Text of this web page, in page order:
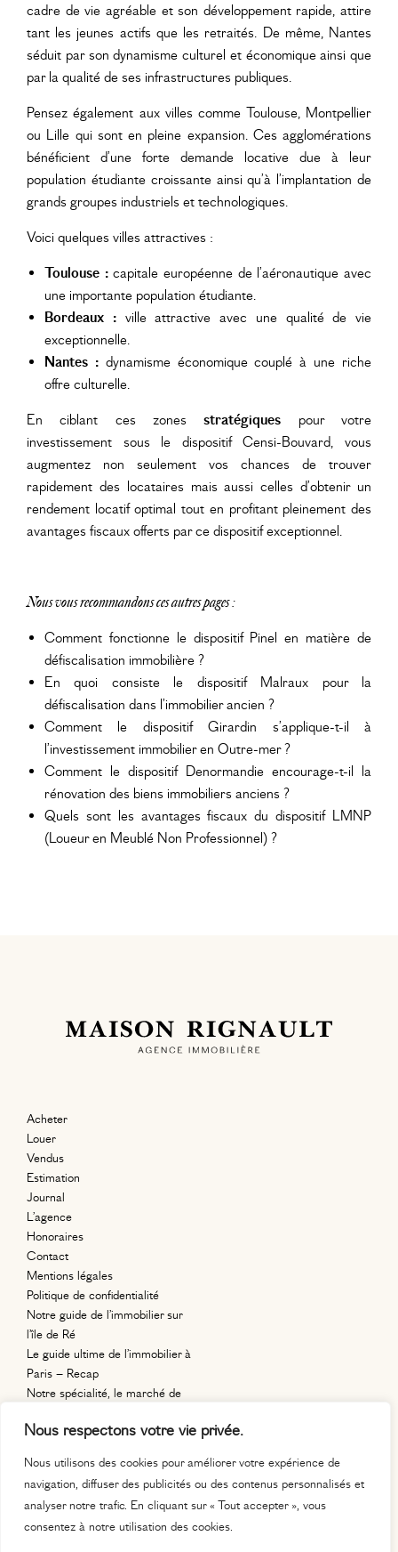
Nous respectons votre vie privée.
Nous utilisons des cookies pour améliorer votre expérience de
navigation, diffuser des publicités ou des contenus personnalisés et
analyser notre trafic. En cliquant sur « Tout accepter », vous
consentez à notre utilisation des cookies.
cadre de vie agréable et son développement rapide, attire
tant les jeunes actifs que les retraités. De même, Nantes
séduit par son dynamisme culturel et économique ainsi que
par la qualité de ses infrastructures publiques.
Pensez également aux villes comme Toulouse, Montpellier
ou Lille qui sont en pleine expansion. Ces agglomérations
bénéficient d’une forte demande locative due à leur
population étudiante croissante ainsi qu’à l’implantation de
grands groupes industriels et technologiques.
Voici quelques villes attractives :
Toulouse :capitale européenne de l’aéronautique avec
une importante population étudiante.
Bordeaux :ville attractive avec une qualité de vie
exceptionnelle.
Nantes :dynamisme économique couplé à une riche
offre culturelle.
En ciblant ces zonesstratégiques pour votre
investissement sous le dispositif Censi-Bouvard, vous
augmentez non seulement vos chances de trouver
rapidement des locataires mais aussi celles d’obtenir un
rendement locatif optimal tout en profitant pleinement des
avantages fiscaux offerts par ce dispositif exceptionnel.
Nous vous recommandons ces autres pages :
Comment fonctionne le dispositif Pinel en matière de
défiscalisation immobilière ?
En quoi consiste le dispositif Malraux pour la
défiscalisation dans l’immobilier ancien ?
Comment le dispositif Girardin s’applique-t-il à
l’investissement immobilier en Outre-mer ?
Comment le dispositif Denormandie encourage-t-il la
rénovation des biens immobiliers anciens ?
Quels sont les avantages fiscaux du dispositif LMNP
(Loueur en Meublé Non Professionnel) ?
Acheter
Louer
Vendus
Estimation
Journal
L’agence
Honoraires
Contact
Mentions légales
Politique de confidentialité
Notre guide de l’immobilier sur
l’île de Ré
Le guide ultime de l’immobilier à
Paris – Recap
Notre spécialité, le marché de
11, place
75020 paris
contact@maisonrignault.com
06 63 63 22 99